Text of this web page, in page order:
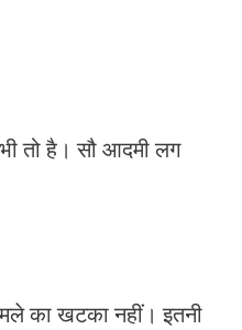
तो है। सौ आदमी लग
का खटका नहीं। इतनी